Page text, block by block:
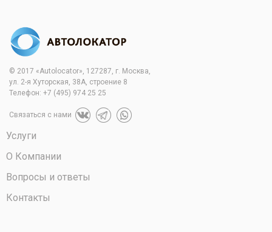
© 2017 «Autolocator», 127287, г. Москва,
ул. 2-я Хуторская, 38А, строение 8
Телефон: +7 (495) 974 25 25
Связаться с нами
Услуги
О Компании
Вопросы и ответы
Контакты